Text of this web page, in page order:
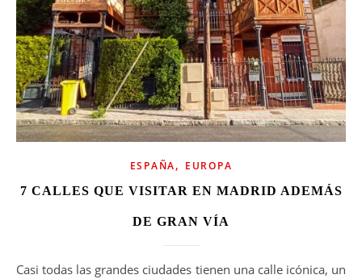
ESPAÑA, EUROPA
7 CALLES QUE VISITAR EN MADRID ADEMÁS
DE GRAN VÍA
Casi todas las grandes ciudades tienen una calle icónica, un